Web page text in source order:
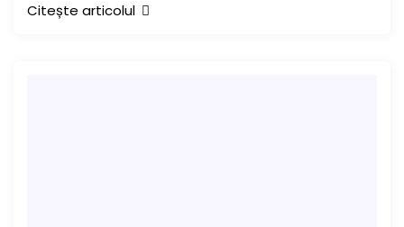
Citește articolul